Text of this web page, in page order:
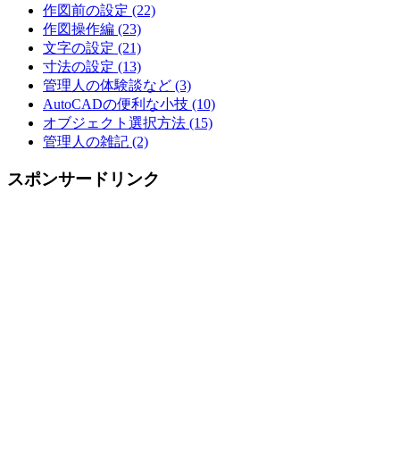
作図前の設定 (22)
作図操作編 (23)
文字の設定 (21)
寸法の設定 (13)
管理人の体験談など (3)
AutoCADの便利な小技 (10)
オブジェクト選択方法 (15)
管理人の雑記 (2)
スポンサードリンク